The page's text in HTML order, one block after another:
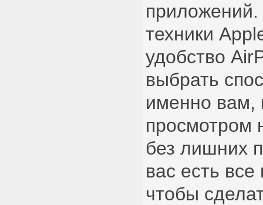
техники
удобство
выбрать
именно вам,
просмотром
без лишних
вас есть
чтобы